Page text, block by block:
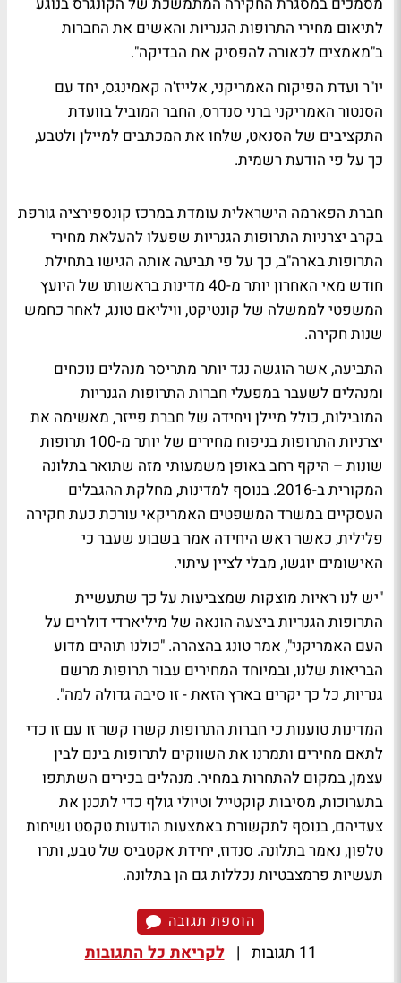
לתיאום מחירי התרופות הגנריות והאשים את החברות
ב"מאמצים לכאורה להפסיק את הבדיקה".
יו"ר ועדת הפיקוח האמריקני, אלייז'ה קאמינגס, יחד עם
הסנטור האמריקני ברני סנדרס, החבר המוביל בוועדת
התקציבים של הסנאט, שלחו את המכתבים למיילן ולטבע,
כך על פי הודעת רשמית.
חברת הפארמה הישראלית עומדת במרכז קונספירציה גורפת
בקרב יצרניות התרופות הגנריות שפעלו להעלאת מחירי
התרופות בארה"ב, כך על פי תביעה אותה הגישו בתחילת
חודש מאי האחרון יותר מ-40 מדינות בראשותו של היועץ
המשפטי לממשלה של קונטיקט, וויליאם טונג, לאחר כחמש
שנות חקירה.
התביעה, אשר הוגשה נגד יותר מתריסר מנהלים נוכחים
ומנהלים לשעבר במפעלי חברות התרופות הגנריות
המובילות, כולל מיילן ויחידה של חברת פייזר, מאשימה את
יצרניות התרופות בניפוח מחירים של יותר מ-100 תרופות
שונות – היקף רחב באופן משמעותי מזה שתואר בתלונה
המקורית ב-2016. בנוסף למדינות, מחלקת ההגבלים
העסקיים במשרד המשפטים האמריקאי עורכת כעת חקירה
פלילית, כאשר ראש היחידה אמר בשבוע שעבר כי
האישומים יוגשו, מבלי לציין עיתוי.
"יש לנו ראיות מוצקות שמצביעות על כך שתעשיית
התרופות הגנריות ביצעה הונאה של מיליארדי דולרים על
העם האמריקני", אמר טונג בהצהרה. "כולנו תוהים מדוע
הבריאות שלנו, ובמיוחד המחירים עבור תרופות מרשם
גנריות, כל כך יקרים בארץ הזאת - זו סיבה גדולה למה".
המדינות טוענות כי חברות התרופות קשרו קשר זו עם זו כדי
לתאם מחירים ותמרנו את השווקים לתרופות בינם לבין
עצמן, במקום להתחרות במחיר. מנהלים בכירים השתתפו
בתערוכות, מסיבות קוקטייל וטיולי גולף כדי לתכנן את
צעדיהם, בנוסף לתקשורת באמצעות הודעות טקסט ושיחות
טלפון, נאמר בתלונה. סנדוז, יחידת אקטביס של טבע, ותרו
תעשיות פרמצבטיות נכללות גם הן בתלונה.
הוספת תגובה
11 תגובות | לקריאת כל התגובות